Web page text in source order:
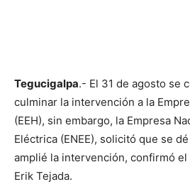
Tegucigalpa.- El 31 de agosto se
culminar la intervención a la
(EEH), sin embargo, la Empresa
Eléctrica (ENEE), solicitó que se
amplié la intervención, confirmó el
Erik Tejada.